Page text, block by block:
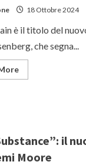
alla
di
una
creatura
mitica
in
un
film
18 Ottobre 2024
è il titolo del
che segna...
Read
more
film
Jesse
il
Moore